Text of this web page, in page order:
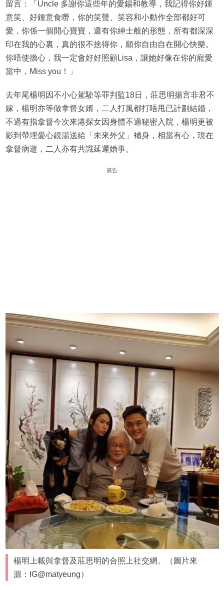
留言：「Uncle 多謝你這些年的愛錫和教導，我記得你好鍾
意笑、好鍾意食嘢，你的笑聲、笑容和小動作全部都好可
愛，你係一個開心寶寶，還有你紳士般的形態，所有都深深
印在我的心裏，真的很不捨得你，願你自由自在開心快樂。
你唔使擔心，我一定會好好照顧Lisa，讓她好像在你的寵愛
當中，Miss you！」
去年尾楊明因不小心駕駛等罪判監18日，莊思明揚言非君不
嫁，楊明亦等做拿督女婿，二人打風都打唔甩已計劃結婚，
不過有指拿督今次來港探女因身體不適秘密入院，楊明更被
影到帶埋愛心靚湯送給「未來外父」補身，相當有心，現在
拿督病逝，二人亦有共識延遲婚事。
廣告
楊明上載與拿督及莊思明的合照上社交網。（圖片來
源：IG@matyeung）